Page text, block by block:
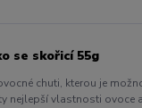
se skořicí 55g
chuti, kterou je
nejlepší vlastnosti ovoce